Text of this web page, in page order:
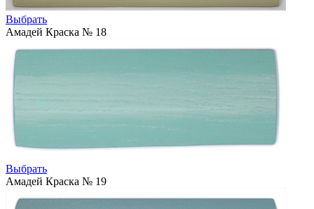
Выбрать
Амадей Краска № 18
Выбрать
Амадей Краска № 19